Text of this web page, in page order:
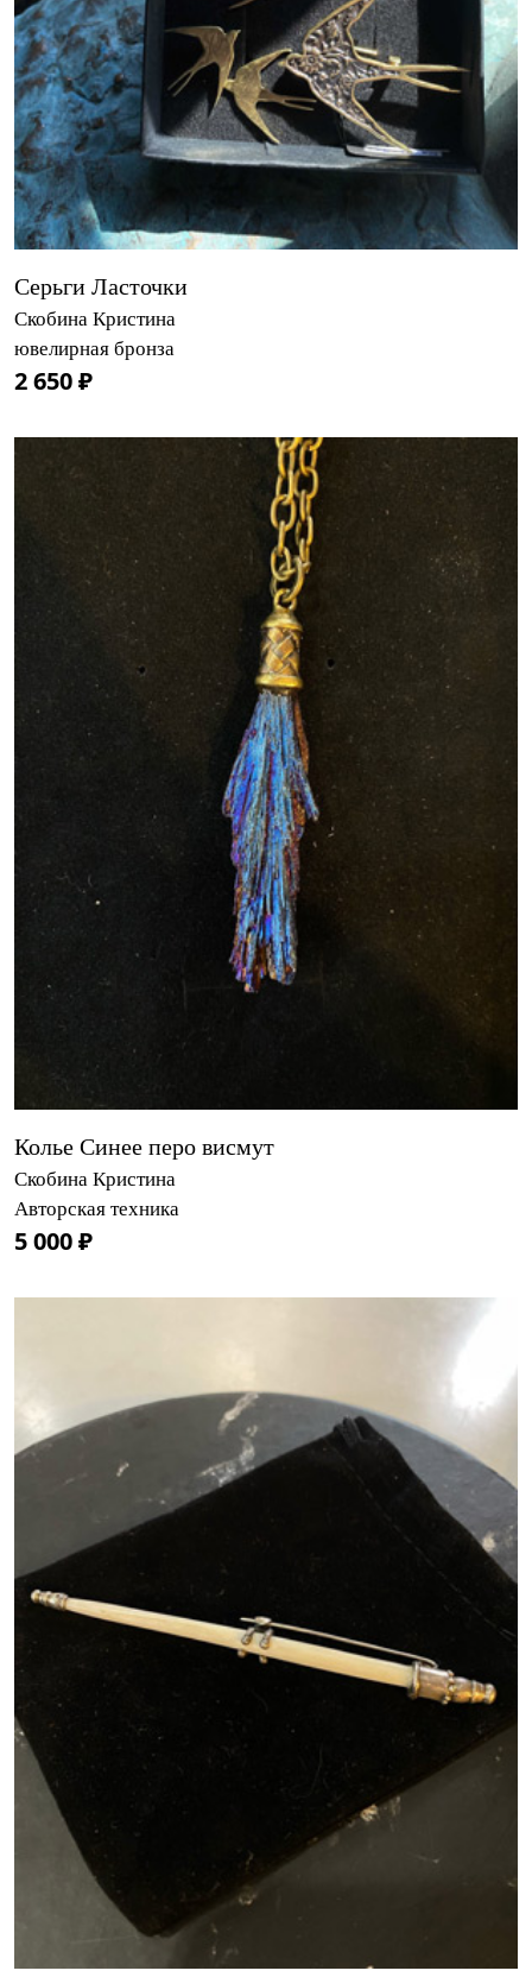
Серьги Ласточки
Скобина Кристина
ювелирная бронза
2 650 ₽
Колье Синее перо висмут
Скобина Кристина
Авторская техника
5 000 ₽